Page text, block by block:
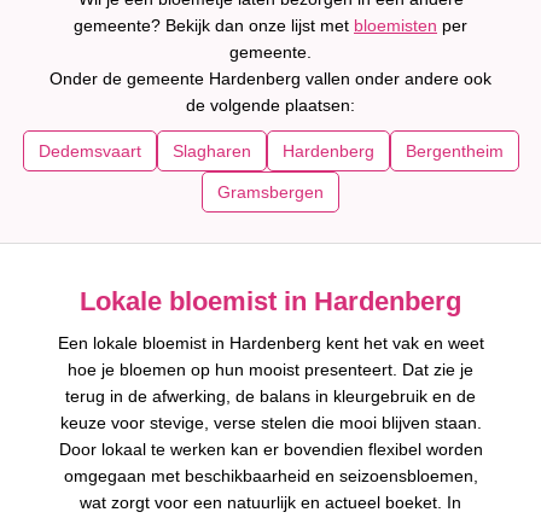
gemeente? Bekijk dan onze lijst met bloemisten per
gemeente.
Onder de gemeente Hardenberg vallen onder andere ook
de volgende plaatsen:
Dedemsvaart Slagharen Hardenberg Bergentheim
Gramsbergen
Lokale bloemist in Hardenberg
Een lokale bloemist in Hardenberg kent het vak en weet
hoe je bloemen op hun mooist presenteert. Dat zie je
terug in de afwerking, de balans in kleurgebruik en de
keuze voor stevige, verse stelen die mooi blijven staan.
Door lokaal te werken kan er bovendien flexibel worden
omgegaan met beschikbaarheid en seizoensbloemen,
wat zorgt voor een natuurlijk en actueel boeket. In